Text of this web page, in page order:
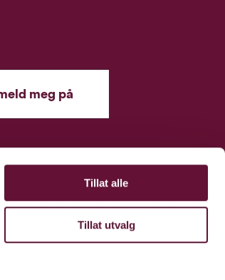
Tillat alle
Tillat utvalg